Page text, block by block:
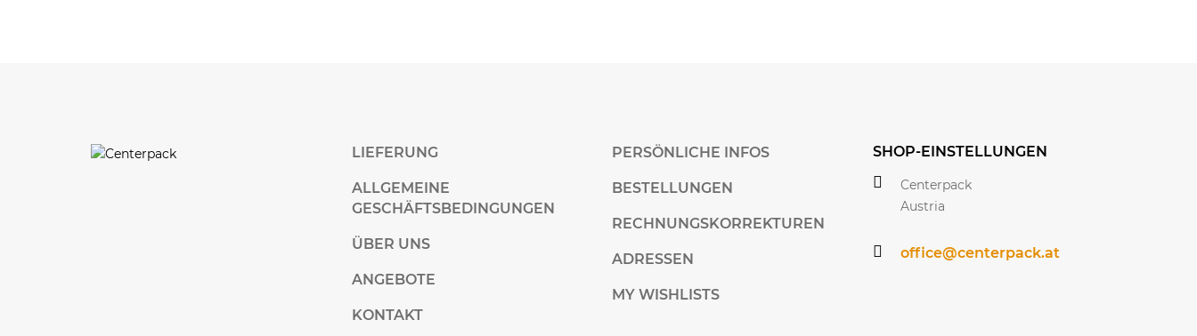
LIEFERUNG
ALLGEMEINE
GESCHÄFTSBEDINGUNGEN
ÜBER UNS
ANGEBOTE
KONTAKT
PERSÖNLICHE INFOS
BESTELLUNGEN
RECHNUNGSKORREKTUREN
ADRESSEN
MY WISHLISTS
SHOP-EINSTELLUNGEN
Centerpack
Austria
office@centerpack.at